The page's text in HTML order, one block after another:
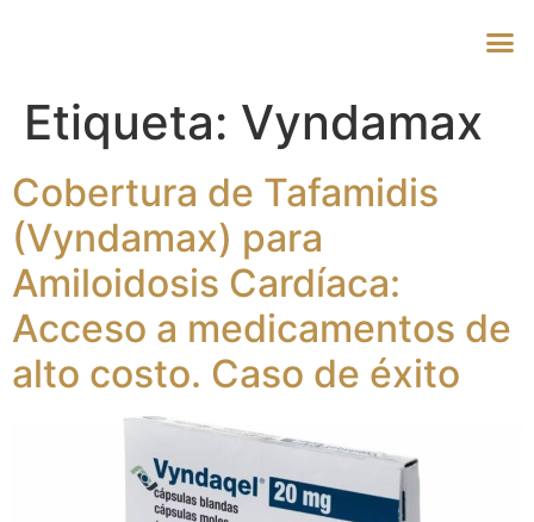
Etiqueta: Vyndamax
Cobertura de Tafamidis
(Vyndamax) para
Amiloidosis Cardíaca:
Acceso a medicamentos de
alto costo. Caso de éxito